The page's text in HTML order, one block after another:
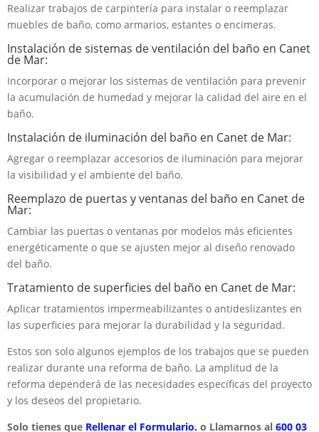
Realizar trabajos de carpintería para instalar o reemplazar
muebles de baño, como armarios, estantes o encimeras.
Instalación de sistemas de ventilación del baño en Canet
de Mar:
Incorporar o mejorar los sistemas de ventilación para prevenir
la acumulación de humedad y mejorar la calidad del aire en el
baño.
Instalación de iluminación del baño en Canet de Mar:
Agregar o reemplazar accesorios de iluminación para mejorar
la visibilidad y el ambiente del baño.
Reemplazo de puertas y ventanas del baño en Canet de
Mar:
Cambiar las puertas o ventanas por modelos más eficientes
energéticamente o que se ajusten mejor al diseño renovado
del baño.
Tratamiento de superficies del baño en Canet de Mar:
Aplicar tratamientos impermeabilizantes o antideslizantes en
las superficies para mejorar la durabilidad y la seguridad.
Estos son solo algunos ejemplos de los trabajos que se pueden
realizar durante una reforma de baño. La amplitud de la
reforma dependerá de las necesidades específicas del proyecto
y los deseos del propietario.
Solo tienes que Rellenar el Formulario. o Llamarnos al 600 03